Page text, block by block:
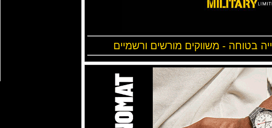
בטוחה - משווקים מורשים ורשמיים